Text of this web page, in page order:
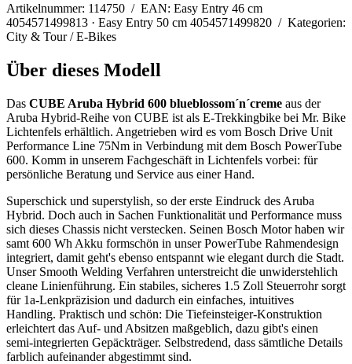
Artikelnummer: 114750 / EAN: Easy Entry 46 cm
4054571499813 · Easy Entry 50 cm 4054571499820 / Kategorien:
City & Tour / E-Bikes
Über dieses Modell
Das CUBE Aruba Hybrid 600 blueblossom´n´creme aus der
Aruba Hybrid-Reihe von CUBE ist als E-Trekkingbike bei Mr. Bike
Lichtenfels erhältlich. Angetrieben wird es vom Bosch Drive Unit
Performance Line 75Nm in Verbindung mit dem Bosch PowerTube
600. Komm in unserem Fachgeschäft in Lichtenfels vorbei: für
persönliche Beratung und Service aus einer Hand.
Superschick und superstylish, so der erste Eindruck des Aruba
Hybrid. Doch auch in Sachen Funktionalität und Performance muss
sich dieses Chassis nicht verstecken. Seinen Bosch Motor haben wir
samt 600 Wh Akku formschön in unser PowerTube Rahmendesign
integriert, damit geht's ebenso entspannt wie elegant durch die Stadt.
Unser Smooth Welding Verfahren unterstreicht die unwiderstehlich
cleane Linienführung. Ein stabiles, sicheres 1.5 Zoll Steuerrohr sorgt
für 1a-Lenkpräzision und dadurch ein einfaches, intuitives
Handling. Praktisch und schön: Die Tiefeinsteiger-Konstruktion
erleichtert das Auf- und Absitzen maßgeblich, dazu gibt's einen
semi-integrierten Gepäckträger. Selbstredend, dass sämtliche Details
farblich aufeinander abgestimmt sind.